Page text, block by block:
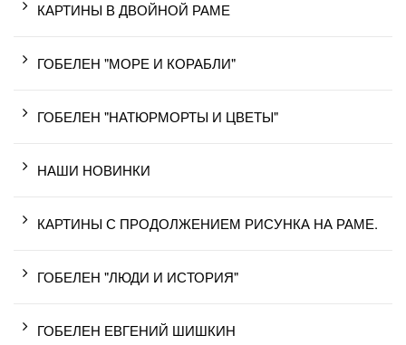
КАРТИНЫ В ДВОЙНОЙ РАМЕ
ГОБЕЛЕН "МОРЕ И КОРАБЛИ"
ГОБЕЛЕН "НАТЮРМОРТЫ И ЦВЕТЫ"
НАШИ НОВИНКИ
КАРТИНЫ С ПРОДОЛЖЕНИЕМ РИСУНКА НА РАМЕ.
ГОБЕЛЕН "ЛЮДИ И ИСТОРИЯ"
ГОБЕЛЕН ЕВГЕНИЙ ШИШКИН